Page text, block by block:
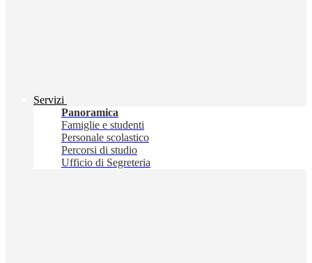
Servizi
Panoramica
Famiglie e studenti
Personale scolastico
Percorsi di studio
Ufficio di Segreteria